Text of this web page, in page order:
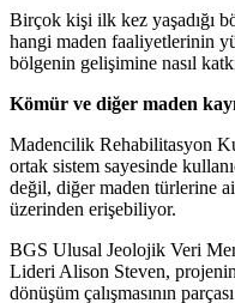
Birçok kişi ilk kez yaşadığı
hangi maden faaliyetlerinin
bölgenin gelişimine nasıl
Kömür ve diğer maden
Madencilik Rehabilitasyon
ortak sistem sayesinde
değil, diğer maden türlerine
üzerinden erişebiliyor.
BGS Ulusal Jeolojik Veri
Lideri Alison Steven,
dönüşüm çalışmasının